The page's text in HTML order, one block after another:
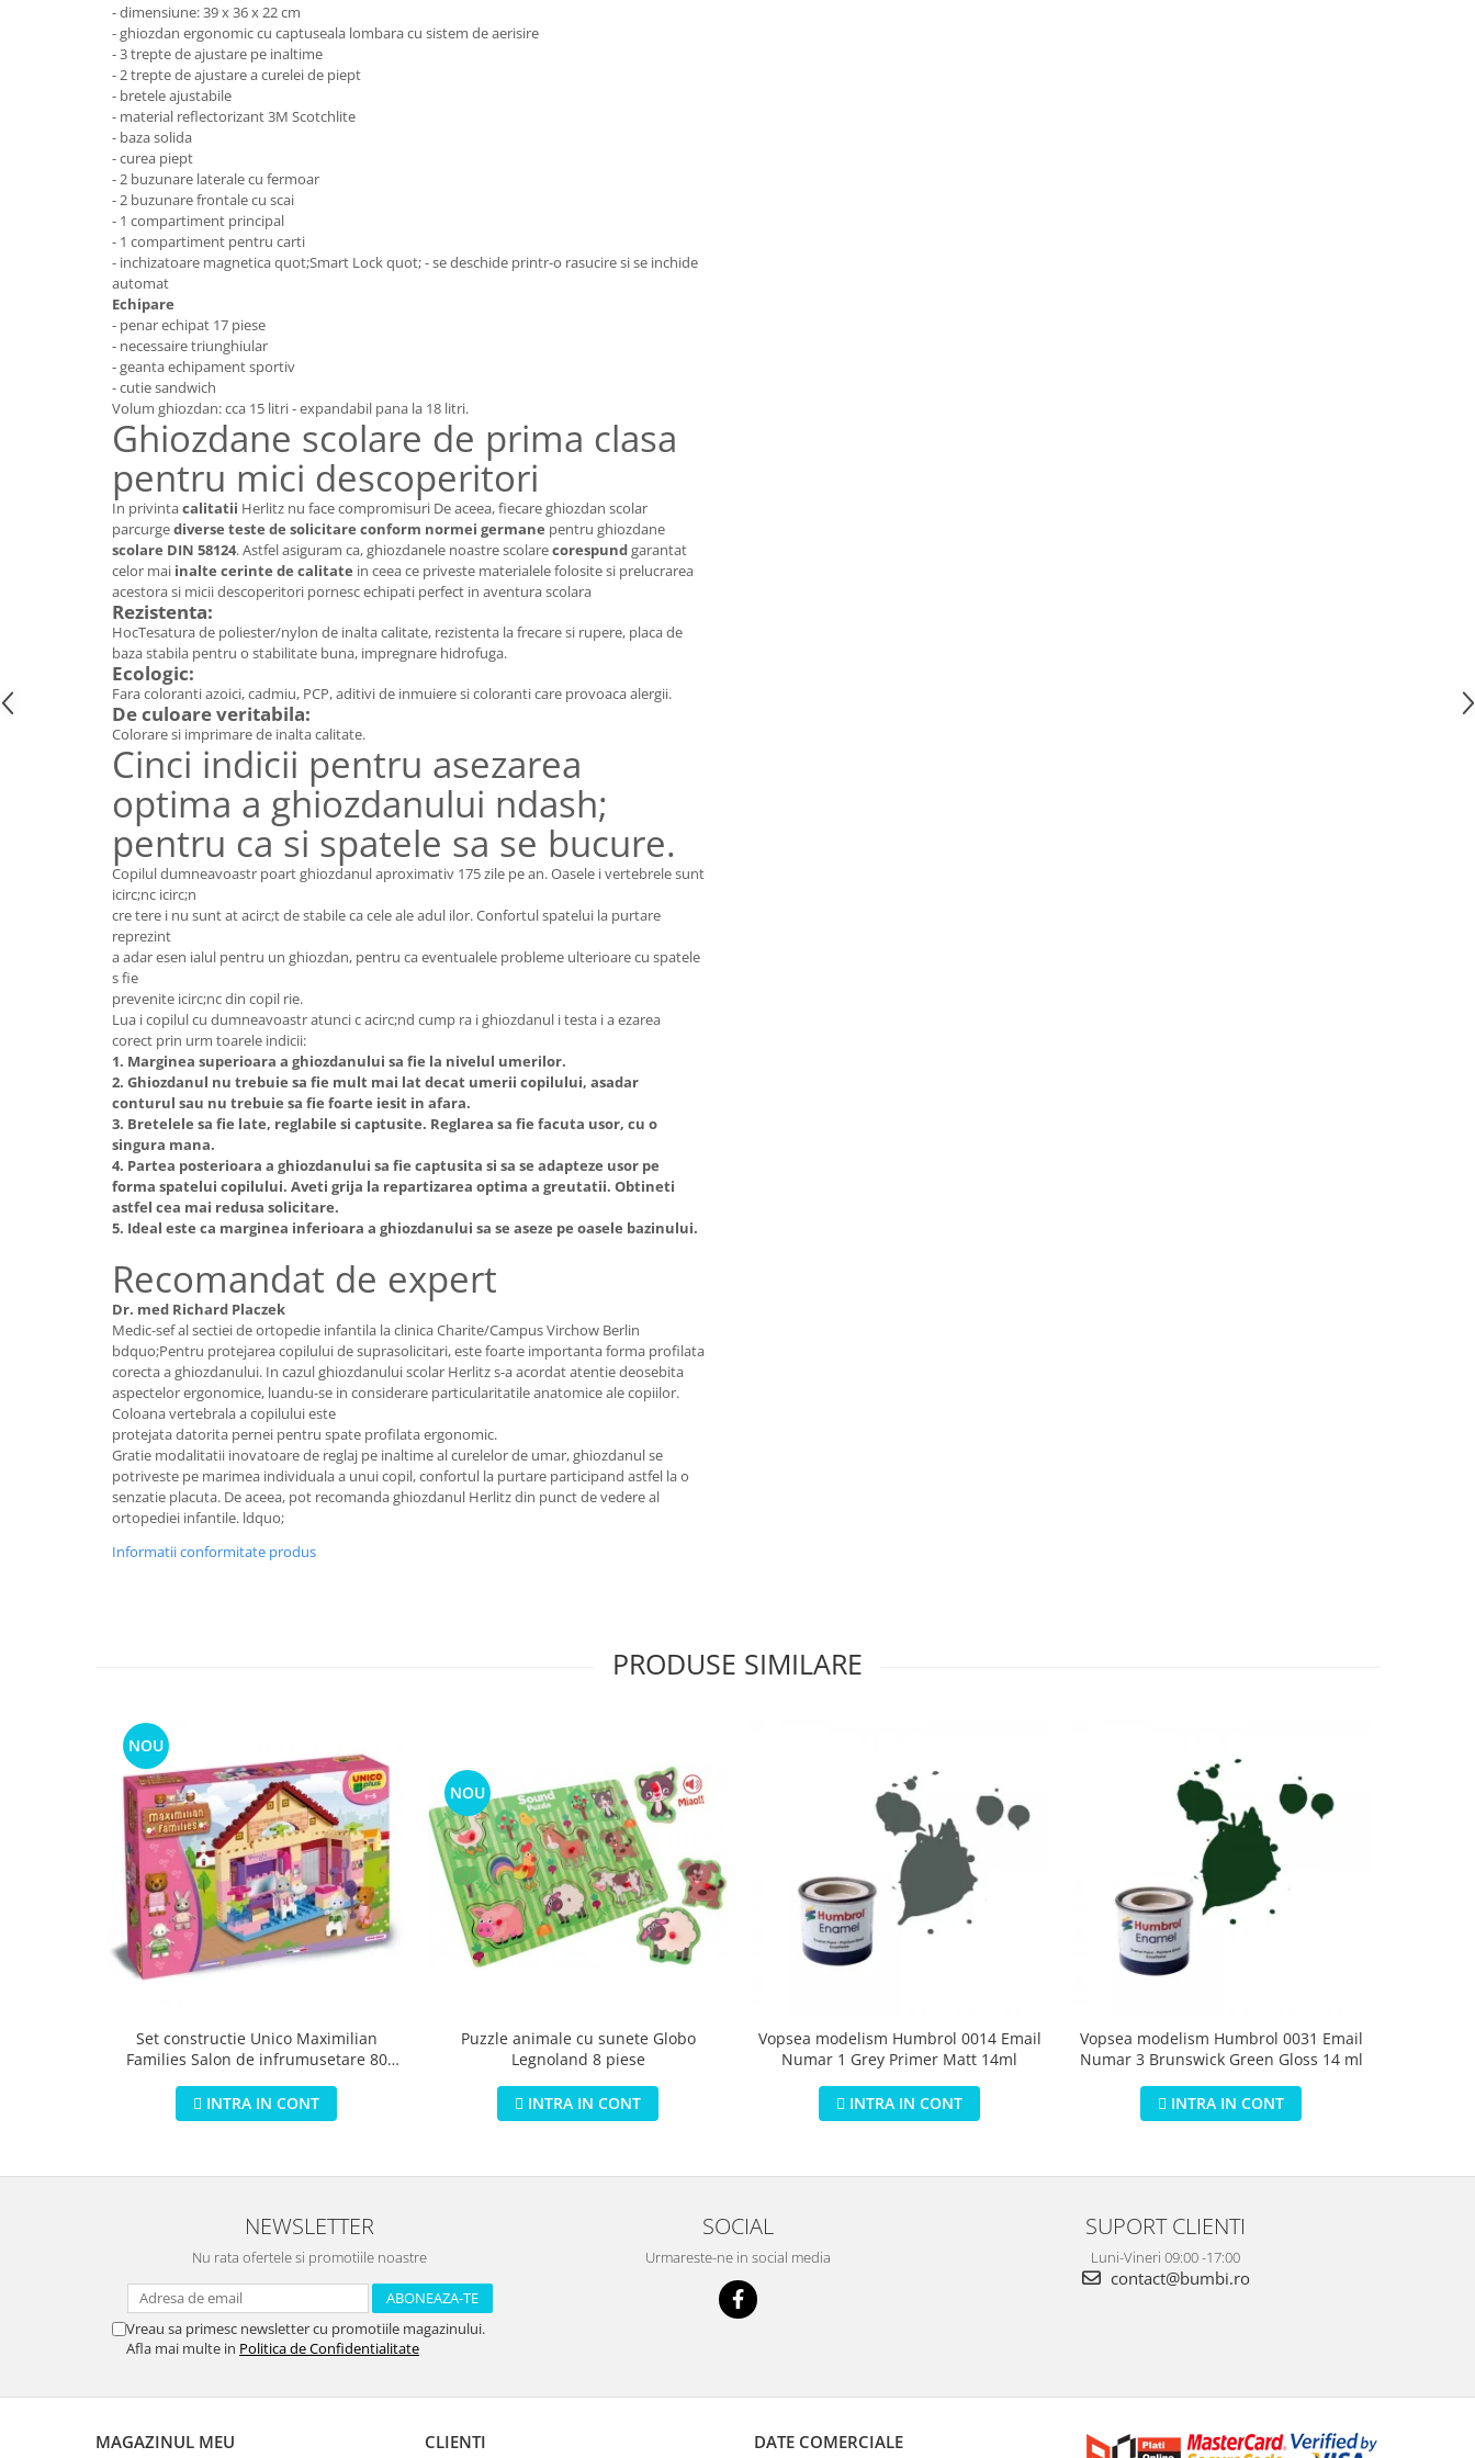
- dimensiune: 39 x 36 x 22 cm
- ghiozdan ergonomic cu captuseala lombara cu sistem de aerisire
- 3 trepte de ajustare pe inaltime
- 2 trepte de ajustare a curelei de piept
- bretele ajustabile
- material reflectorizant 3M Scotchlite
- baza solida
- curea piept
- 2 buzunare laterale cu fermoar
- 2 buzunare frontale cu scai
- 1 compartiment principal
- 1 compartiment pentru carti
- inchizatoare magnetica quot;Smart Lock quot; - se deschide printr-o rasucire si se inchide
automat
Echipare
- penar echipat 17 piese
- necessaire triunghiular
- geanta echipament sportiv
- cutie sandwich
Volum ghiozdan: cca 15 litri - expandabil pana la 18 litri.
Ghiozdane scolare de prima clasa
pentru mici descoperitori
In privintacalitatii Herlitz nu face compromisuri De aceea, fiecare ghiozdan scolar
parcurgediverse teste de solicitare conform normei germane pentru ghiozdane
scolare DIN 58124. Astfel asiguram ca, ghiozdanele noastre scolarecorespundgarantat
celor mai inalte cerinte de calitate in ceea ce priveste materialele folosite si prelucrarea
acestora si micii descoperitori pornesc echipati perfect in aventura scolara
Rezistenta:
HocTesatura de poliester/nylon de inalta calitate, rezistenta la frecare si rupere, placa de
baza stabila pentru o stabilitate buna, impregnare hidrofuga.
Ecologic:
Fara coloranti azoici, cadmiu, PCP, aditivi de inmuiere si coloranti care provoaca alergii.
De culoare veritabila:
Colorare si imprimare de inalta calitate.
Cinci indicii pentru asezarea
optima a ghiozdanului ndash;
pentru ca si spatele sa se bucure.
Copilul dumneavoastr poart ghiozdanul aproximativ 175 zile pe an. Oasele i vertebrele sunt
icirc;nc icirc;n
cre tere i nu sunt at acirc;t de stabile ca cele ale adul ilor. Confortul spatelui la purtare
reprezint
a adar esen ialul pentru un ghiozdan, pentru ca eventualele probleme ulterioare cu spatele
s fie
prevenite icirc;nc din copil rie.
Lua i copilul cu dumneavoastr atunci c acirc;nd cump ra i ghiozdanul i testa i a ezarea
corect prin urm toarele indicii:
1. Marginea superioara a ghiozdanului sa fie la nivelul umerilor.
2. Ghiozdanul nu trebuie sa fie mult mai lat decat umerii copilului, asadar
conturul sau nu trebuie sa fie foarte iesit in afara.
3. Bretelele sa fie late, reglabile si captusite. Reglarea sa fie facuta usor, cu o
singura mana.
4. Partea posterioara a ghiozdanului sa fie captusita si sa se adapteze usor pe
forma spatelui copilului. Aveti grija la repartizarea optima a greutatii. Obtineti
astfel cea mai redusa solicitare.
5. Ideal este ca marginea inferioara a ghiozdanului sa se aseze pe oasele bazinului.
Recomandat de expert
Dr. med Richard Placzek
Medic-sef al sectiei de ortopedie infantila la clinica Charite/Campus Virchow Berlin
bdquo;Pentru protejarea copilului de suprasolicitari, este foarte importanta forma profilata
corecta a ghiozdanului. In cazul ghiozdanului scolar Herlitz s-a acordat atentie deosebita
aspectelor ergonomice, luandu-se in considerare particularitatile anatomice ale copiilor.
Coloana vertebrala a copilului este
protejata datorita pernei pentru spate profilata ergonomic.
Gratie modalitatii inovatoare de reglaj pe inaltime al curelelor de umar, ghiozdanul se
potriveste pe marimea individuala a unui copil, confortul la purtare participand astfel la o
senzatie placuta. De aceea, pot recomanda ghiozdanul Herlitz din punct de vedere al
ortopediei infantile. ldquo;
Informatii conformitate produs
PRODUSE SIMILARE
NOU
Set constructie Unico Maximilian
Families Salon de infrumusetare 80
INTRA IN CONT
NOU
Puzzle animale cu sunete Globo
Legnoland 8 piese
INTRA IN CONT
Vopsea modelism Humbrol 0014 Email
Numar 1 Grey Primer Matt 14ml
INTRA IN CONT
Vopsea modelism Humbrol 0031 Email
Numar 3 Brunswick Green Gloss 14 ml
INTRA IN CONT
NEWSLETTER
Nu rata ofertele si promotiile noastre
Vreau sa primesc newsletter cu promotiile magazinului.
Afla mai multe in Politica de Confidentialitate
SOCIAL
Urmareste-ne in social media
SUPORT CLIENTI
Luni-Vineri 09:00 -17:00
contact@bumbi.ro
MAGAZINUL MEU CLIENTI DATE COMERCIALE